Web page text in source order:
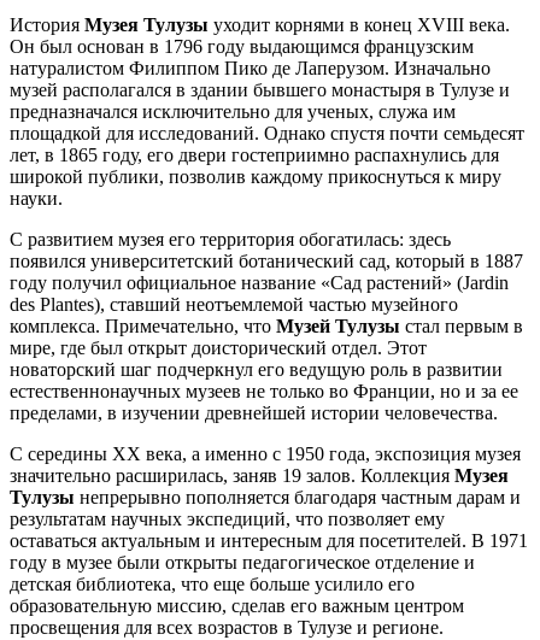
История Музея Тулузы уходит корнями в конец XVIII века.
Он был основан в 1796 году выдающимся французским
натуралистом Филиппом Пико де Лаперузом. Изначально
музей располагался в здании бывшего монастыря в Тулузе и
предназначался исключительно для ученых, служа им
площадкой для исследований. Однако спустя почти семьдесят
лет, в 1865 году, его двери гостеприимно распахнулись для
широкой публики, позволив каждому прикоснуться к миру
науки.
С развитием музея его территория обогатилась: здесь
появился университетский ботанический сад, который в 1887
году получил официальное название «Сад растений» (Jardin
des Plantes), ставший неотъемлемой частью музейного
комплекса. Примечательно, что Музей Тулузы стал первым в
мире, где был открыт доисторический отдел. Этот
новаторский шаг подчеркнул его ведущую роль в развитии
естественнонаучных музеев не только во Франции, но и за ее
пределами, в изучении древнейшей истории человечества.
С середины XX века, а именно с 1950 года, экспозиция музея
значительно расширилась, заняв 19 залов. Коллекция Музея
Тулузы непрерывно пополняется благодаря частным дарам и
результатам научных экспедиций, что позволяет ему
оставаться актуальным и интересным для посетителей. В 1971
году в музее были открыты педагогическое отделение и
детская библиотека, что еще больше усилило его
образовательную миссию, сделав его важным центром
просвещения для всех возрастов в Тулузе и регионе.